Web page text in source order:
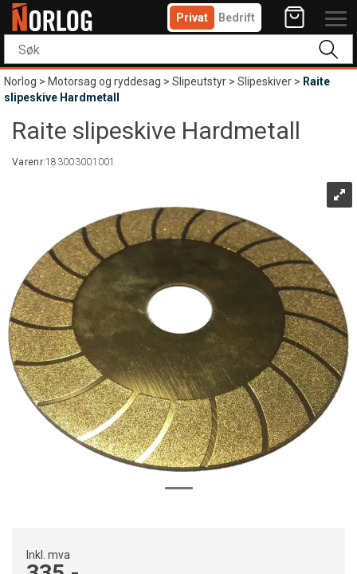
Privat Bedrift
Norlog>Motorsag og ryddesag>Slipeutstyr>Slipeskiver> Raite
slipeskive Hardmetall
Raite slipeskive Hardmetall
Varenr:183003001001
Inkl. mva